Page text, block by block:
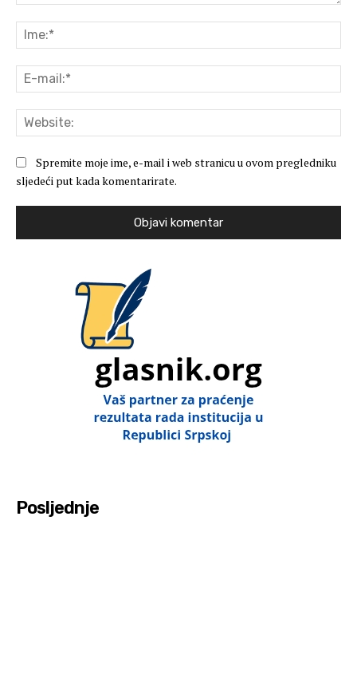
Spremite moje ime, e-mail i web stranicu u ovom pregledniku
sljedeći put kada komentarirate.
Posljednje